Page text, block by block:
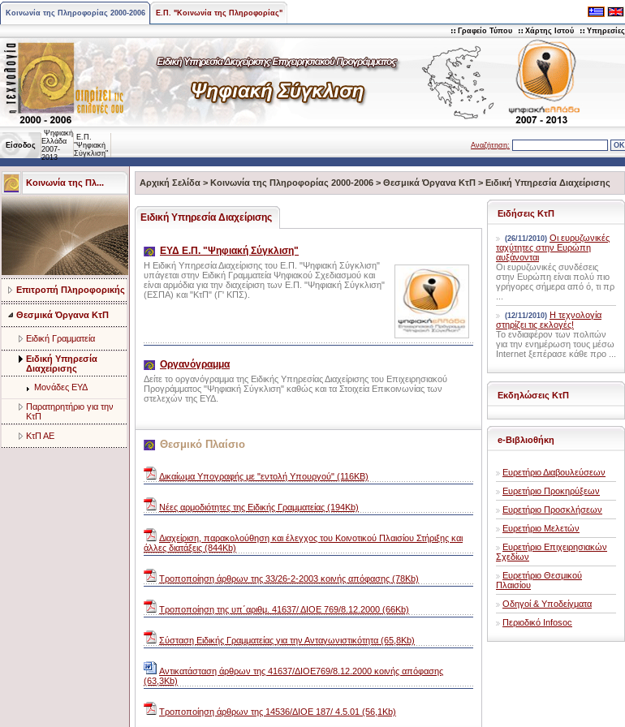
Κοινωνία της Πληροφορίας 2000-2006 Ε.Π. "Κοινωνία της Πληροφορίας"
Γραφείο Τύπου Χάρτης Ιστού Υπηρεσίες
Είσοδος
Ψηφιακή
Ελλάδα
2007-
2013
Ε.Π.
"Ψηφιακή
Σύγκλιση"
Αναζήτηση:
Κοινωνία της Πλ...
Επιτροπή Πληροφορικής
Θεσμικά Όργανα ΚτΠ
Ειδική Γραμματεία
Ειδική Υπηρεσία
Διαχείρισης
Μονάδες ΕΥΔ
Παρατηρητήριο για την
ΚτΠ
ΚτΠ ΑΕ
Αρχική Σελίδα > Κοινωνία της Πληροφορίας 2000-2006 > Θεσμικά Όργανα ΚτΠ > Ειδική Υπηρεσία Διαχείρισης
Ειδική Υπηρεσία Διαχείρισης
ΕΥΔ Ε.Π. "Ψηφιακή Σύγκλιση"
Η Ειδική Υπηρεσία Διαχείρισης του Ε.Π. "Ψηφιακή Σύγκλιση"
υπάγεται στην Ειδική Γραμματεία Ψηφιακού Σχεδιασμού και
είναι αρμόδια για την διαχείριση των Ε.Π. "Ψηφιακή Σύγκλιση"
(ΕΣΠΑ) και "ΚτΠ" (Γ' ΚΠΣ).
Οργανόγραμμα
Δείτε το οργανόγραμμα της Ειδικής Υπηρεσίας Διαχείρισης του Επιχειρησιακού
Προγράμματος "Ψηφιακή Σύγκλιση" καθώς και τα Στοιχεία Επικοινωνίας των
στελεχών της ΕΥΔ.
Θεσμικό Πλαίσιο
Δικαίωμα Υπογραφής με "εντολή Υπουργού" (116ΚΒ)
Νέες αρμοδιότητες της Ειδικής Γραμματείας (194Kb)
Διαχείριση, παρακολούθηση και έλεγχος του Κοινοτικού Πλαισίου Στήριξης και
άλλες διατάξεις (844Kb)
Τροποποίηση άρθρων της 33/26-2-2003 κοινής απόφασης (78Kb)
Τροποποίηση της υπ΄αριθμ. 41637/ ΔΙΟΕ 769/8.12.2000 (66Kb)
Σύσταση Ειδικής Γραμματείας για την Ανταγωνιστικότητα (65,8Kb)
Αντικατάσταση άρθρων της 41637/ΔΙΟΕ769/8.12.2000 κοινής απόφασης
(63,3Kb)
Τροποποίηση άρθρων της 14536/ΔΙΟΕ 187/ 4.5.01 (56,1Kb)
Ειδήσεις ΚτΠ
(26/11/2010) Οι ευρυζωνικές
ταχύτητες στην Ευρώπη
αυξάνονται
Οι ευρυζωνικές συνδέσεις
στην Ευρώπη είναι πολύ πιο
γρήγορες σήμερα από ό, τι πρ
(12/11/2010) Η τεχνολογία
στηρίζει τις εκλογές!
Το ενδιαφέρον των πολιτών
για την ενημέρωση τους μέσω
Internet ξεπέρασε κάθε προ ...
Εκδηλώσεις ΚτΠ
e-Βιβλιοθήκη
Ευρετήριο Διαβουλεύσεων
Ευρετήριο Προκηρύξεων
Ευρετήριο Προσκλήσεων
Ευρετήριο Μελετών
Ευρετήριο Επιχειρησιακών
Σχεδίων
Ευρετήριο Θεσμικού
Πλαισίου
Οδηγοί & Υποδείγματα
Περιοδικό Infosoc